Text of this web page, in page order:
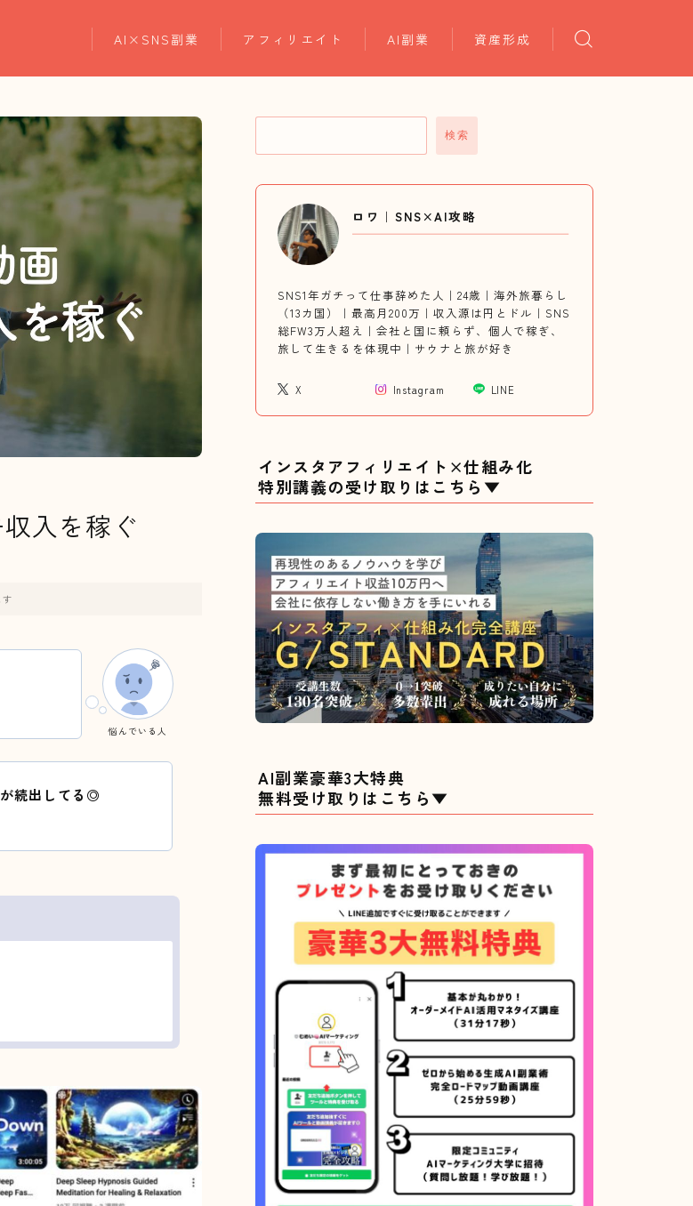
AI×SNS副業 アフィリエイト AI副業 資産形成
入を稼ぐ
悩んでいる人
続出してる◎
検索
ロワ｜SNS×AI攻略
SNS1年ガチって仕事辞めた人｜24歳｜海外旅暮らし
（13カ国）｜最高月200万｜収入源は円とドル｜SNS
総FW3万人超え｜会社と国に頼らず、個人で稼ぎ、
旅して生きるを体現中｜サウナと旅が好き
X Instagram LINE
インスタアフィリエイト×仕組み化
特別講義の受け取りはこちら▼
AI副業豪華3大特典
無料受け取りはこちら▼